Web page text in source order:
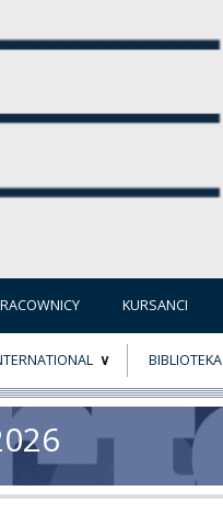
KURSANCI
ERASMUS+
POWER
BIBLIOTEKA